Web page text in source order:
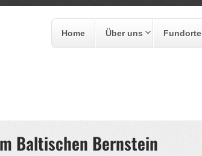
Home Über uns Fundorte
Baltischen Bernstein